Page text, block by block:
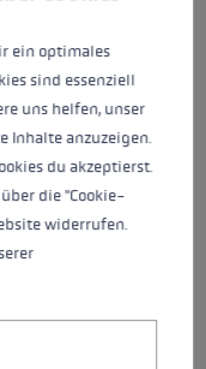
ein optimales
sind essenziell
uns helfen, unser
Inhalte anzuzeigen.
du akzeptierst.
die "Cookie-
widerrufen.